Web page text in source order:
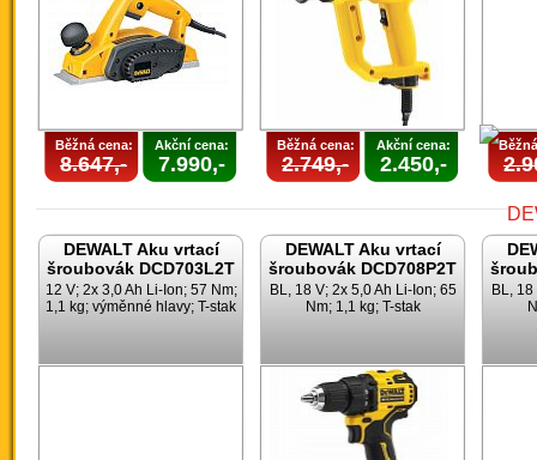
Běžná cena:
8.647,-
Akční cena:
7.990,-
Běžná cena:
2.749,-
Akční cena:
2.450,-
DEWALT Aku vrtací
šroubovák DCD703L2T
12 V; 2x 3,0 Ah Li-Ion; 57 Nm;
1,1 kg; výměnné hlavy; T-stak
DEWALT Aku vrtací
šroubovák DCD708P2T
BL, 18 V; 2x 5,0 Ah Li-Ion; 65
Nm; 1,1 kg; T-stak
BL,